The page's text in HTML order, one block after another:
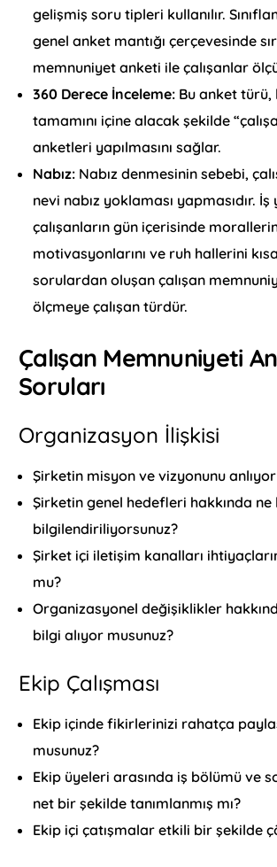
gelişmiş soru tipleri kullanılır.
genel anket mantığı çerçevesinde
memnuniyet anketi ile çalışanlar
360 Derece İnceleme: Bu anket türü,
tamamını içine alacak şekilde
anketleri yapılmasını sağlar.
Nabız: Nabız denmesinin sebebi,
nevi nabız yoklaması yapmasıdır.
çalışanların gün içerisinde
motivasyonlarını ve ruh hallerini
sorulardan oluşan çalışan
ölçmeye çalışan türdür.
Çalışan Memnuniyeti
Soruları
Organizasyon İlişkisi
Şirketin misyon ve vizyonunu
Şirketin genel hedefleri hakkında
bilgilendiriliyorsunuz?
Şirket içi iletişim kanalları
mu?
Organizasyonel değişiklikler
bilgi alıyor musunuz?
Ekip Çalışması
Ekip içinde fikirlerinizi rahatça
musunuz?
Ekip üyeleri arasında iş bölümü ve
net bir şekilde tanımlanmış mı?
Ekip içi çatışmalar etkili bir şekilde